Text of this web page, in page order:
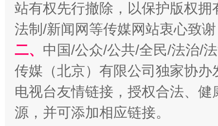
事关残疾人未来5年
站有权先行撤除，以保护版权
法制/新闻网等传媒网站衷心致
二、 中国/公众/公共/全民/法治/
传媒（北京）有限公司独家协
电视台友情链接，授权合法、
源，并可添加相应链接。